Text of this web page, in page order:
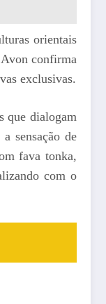
orientais
confirma
exclusivas.
que dialogam
sensação de
fava tonka,
com o